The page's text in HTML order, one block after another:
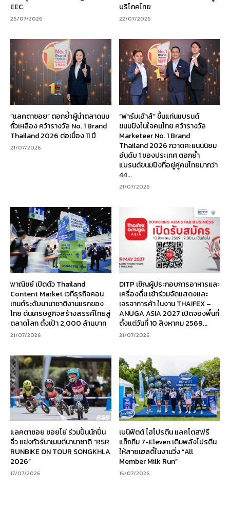
EEC
26/07/2026
บริโภคไทย
22/07/2026
“แลคตาซอย” ตอกย้ำผู้นำตลาดนม
ถั่วเหลือง คว้ารางวัล No. 1 Brand
Thailand 2026 ต่อเนื่อง 11 ปี
21/07/2026
“ฟาร์มเฮ้าส์” ขึ้นแท่นแบรนด์
ขนมปังในใจคนไทย คว้ารางวัล
Marketeer No. 1 Brand
Thailand 2026 กวาดคะแนนนิยม
อันดับ 1 ของประเทศ ตอกย้ำ
แบรนด์ขนมปังที่อยู่คู่คนไทยมากว่า
44...
21/07/2026
พาณิชย์ เปิดตัว Thailand
Content Market เวทีธุรกิจคอน
เทนต์ระดับนานาชาติงานแรกของ
ไทย ดันเศรษฐกิจสร้างสรรค์ไทยสู่
ตลาดโลก ตั้งเป้า 2,000 ล้านบาท
21/07/2026
DITP เชิญผู้ประกอบการอาหารและ
เครื่องดื่ม เข้าร่วมจัดแสดงและ
เจรจาการค้า ในงาน THAIFEX –
ANUGA ASIA 2027 เปิดจองพื้นที่
ตั้งแต่วันที่ 10 สิงหาคม 2569...
21/07/2026
แลคตาซอย ซอยโย่ ร่วมปั้นนักปั่น
จิ๋ว แข่งทัวร์นาเมนต์นานาชาติ “RSR
RUNBIKE ON TOUR SONGKHLA
2026”
17/07/2026
เบนิฟิตต์ ไฮโปรตีน แลคโตสฟรี
แท็กทีม 7-Eleven เติมพลังโปรตีน
ให้สายเฮลตี้ในงานวิ่ง “All
Member Milk Run”
15/07/2026